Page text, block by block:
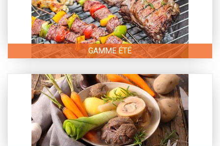
GAMME ÉTÉ